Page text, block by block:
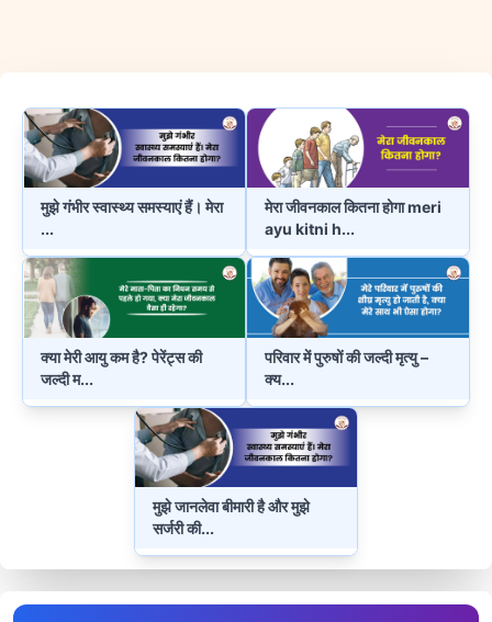
मुझे गंभीर स्वास्थ्य समस्याएं हैं। मेरा
...
मेरा जीवनकाल कितना होगा meri
ayu kitni h...
क्या मेरी आयु कम है? पेरेंट्स की
जल्दी म...
परिवार में पुरुषों की जल्दी मृत्यु –
क्य...
मुझे जानलेवा बीमारी है और मुझे
सर्जरी की...